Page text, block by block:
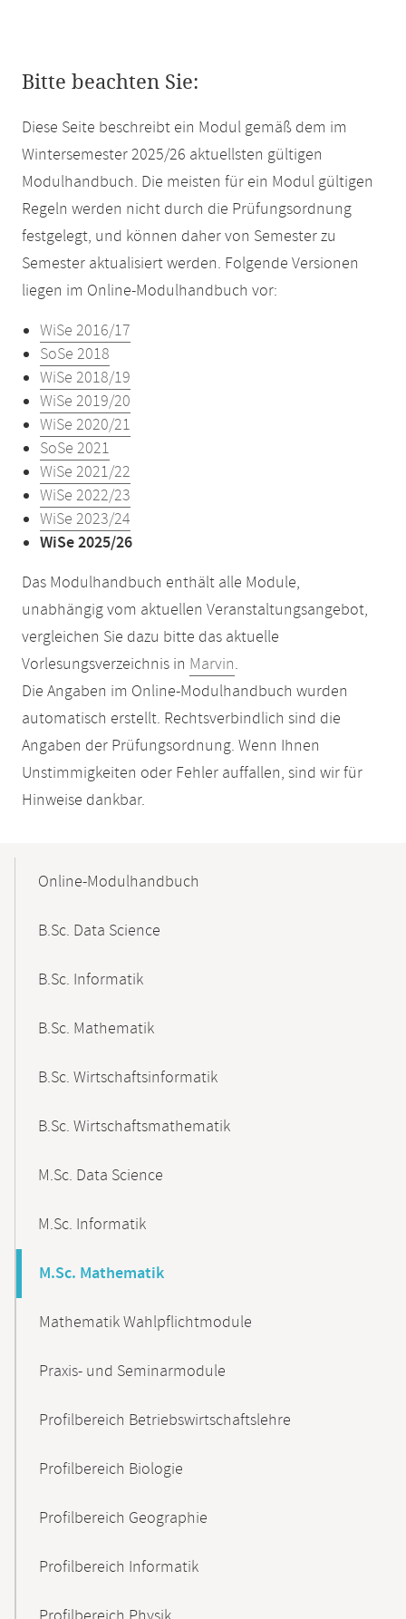
Bitte beachten Sie:
Diese Seite beschreibt ein Modul gemäß dem im
Wintersemester 2025/26 aktuellsten gültigen
Modulhandbuch. Die meisten für ein Modul gültigen
Regeln werden nicht durch die Prüfungsordnung
festgelegt, und können daher von Semester zu
Semester aktualisiert werden. Folgende Versionen
liegen im Online-Modulhandbuch vor:
WiSe 2016/17
SoSe 2018
WiSe 2018/19
WiSe 2019/20
WiSe 2020/21
SoSe 2021
WiSe 2021/22
WiSe 2022/23
WiSe 2023/24
WiSe 2025/26
Das Modulhandbuch enthält alle Module,
unabhängig vom aktuellen Veranstaltungsangebot,
vergleichen Sie dazu bitte das aktuelle
Vorlesungsverzeichnis in Marvin.
Die Angaben im Online-Modulhandbuch wurden
automatisch erstellt. Rechtsverbindlich sind die
Angaben der Prüfungsordnung. Wenn Ihnen
Unstimmigkeiten oder Fehler auffallen, sind wir für
Hinweise dankbar.
NavigationOnline-Modulhandbuch
B.Sc. Data Science
B.Sc. Informatik
B.Sc. Mathematik
B.Sc. Wirtschaftsinformatik
B.Sc. Wirtschaftsmathematik
M.Sc. Data Science
M.Sc. Informatik
M.Sc. Mathematik
Mathematik Wahlpflichtmodule
Praxis- und Seminarmodule
Profilbereich Betriebswirtschaftslehre
Profilbereich Biologie
Profilbereich Geographie
Profilbereich Informatik